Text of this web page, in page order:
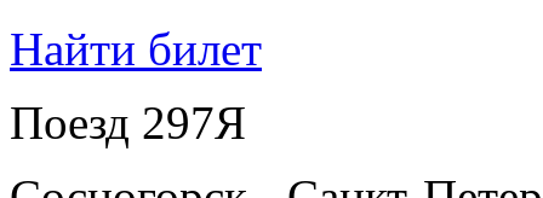
Найти билет
Поезд 297Я